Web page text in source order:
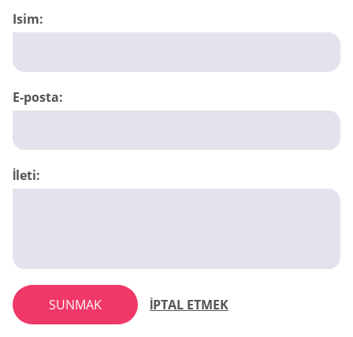
Isim:
E-posta:
İleti:
SUNMAK İPTAL ETMEK